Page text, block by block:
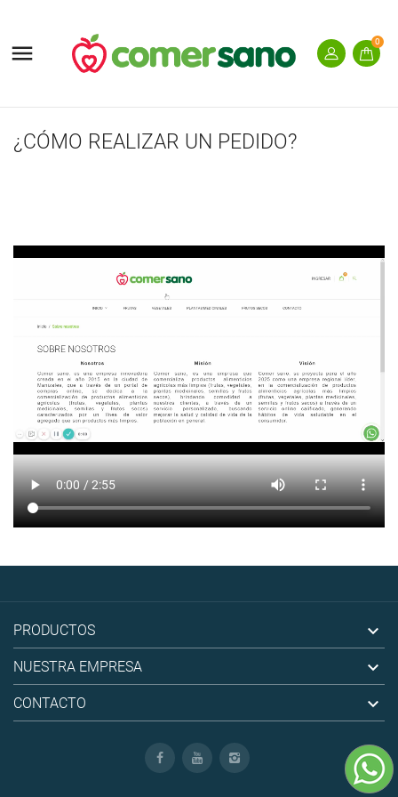
 0
¿CÓMO REALIZAR UN PEDIDO?
PRODUCTOS 
NUESTRA EMPRESA 
CONTACTO 